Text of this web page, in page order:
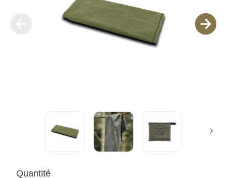
Quantité